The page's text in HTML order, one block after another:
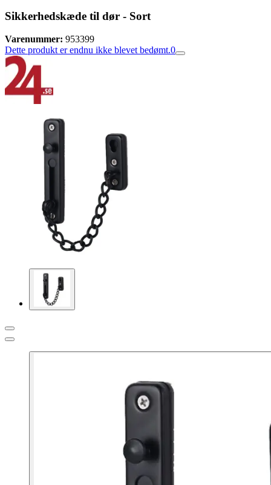
Sikkerhedskæde til dør - Sort
Varenummer: 953399
Dette produkt er endnu ikke blevet bedømt.0